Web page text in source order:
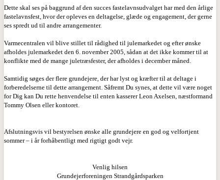
Dette skal ses på baggrund af den succes fastelavnsudvalget har med den årlige
fastelavnsfest, hvor der opleves en deltagelse, glæde og engagement, der gerne
ses spredt ud til andre arrangementer.
Varmecentralen vil blive stillet til rådighed til julemarkedet og efter ønske
afholdes julemarkedet den 6. november 2005, sådan at det ikke kommer til at
konflikte med de mange juletræsfester, der afholdes i december måned.
Samtidig søges der flere grundejere, der har lyst og kræfter til at deltage i
forberedelserne til dette arrangement. Såfremt Du synes, at dette vil være noget
for Dig kan Du rette henvendelse til enten kasserer Leon Axelsen, næstformand
Tommy Olsen eller kontoret.
Afslutningsvis vil bestyrelsen ønske alle grundejere en god og velfortjent
sommer – i år forhåbentligt med rigtigt godt vejr.
Venlig hilsen
Grundejerforeningen Strandgårdsparken